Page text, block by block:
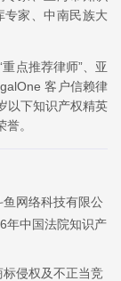
专家、中南民族大
点推荐律师”、亚
客户信赖律
以下知识产权精英
。
网络科技有限公
年中国法院知识产
侵权及不正当竞